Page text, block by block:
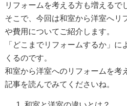
リフォームを考える方も増えるで
そこで、今回は和室から洋室へリ
や費用についてご紹介します。
「どこまでリフォームするか」に
くるのです。
和室から洋室へのリフォームを考
記事を読んでみてくださいね。